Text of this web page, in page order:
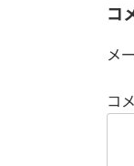
コ
メ
コ